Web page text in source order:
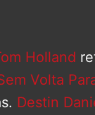
Holland
Volta
Destin